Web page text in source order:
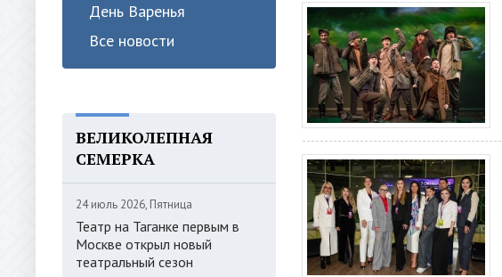
День Варенья
Все новости
ВЕЛИКОЛЕПНАЯ
СЕМЕРКА
24 июль 2026, Пятница
Театр на Таганке первым в
Москве открыл новый
театральный сезон